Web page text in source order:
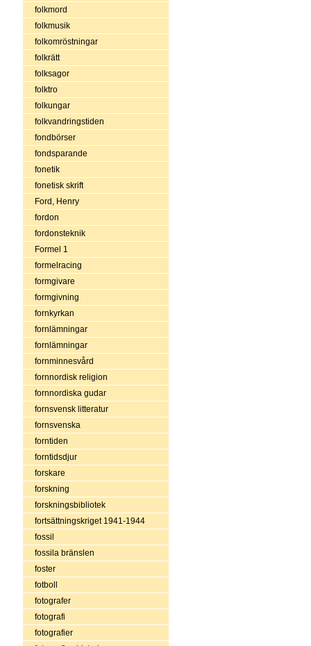
folkmord
folkmusik
folkomröstningar
folkrätt
folksagor
folktro
folkungar
folkvandringstiden
fondbörser
fondsparande
fonetik
fonetisk skrift
Ford, Henry
fordon
fordonsteknik
Formel 1
formelracing
formgivare
formgivning
fornkyrkan
fornlämningar
fornlämningar
fornminnesvård
fornnordisk religion
fornnordiska gudar
fornsvensk litteratur
fornsvenska
forntiden
forntidsdjur
forskare
forskning
forskningsbibliotek
fortsättningskriget 1941-1944
fossil
fossila bränslen
foster
fotboll
fotografer
fotografi
fotografier